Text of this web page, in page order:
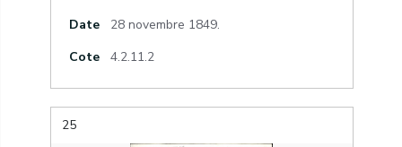
Date
28 novembre 1849.
Cote
4.2.11.2
25